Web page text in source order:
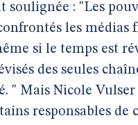
: "Les
les médias
si le temps est
des seules
" Mais Nicole
responsables